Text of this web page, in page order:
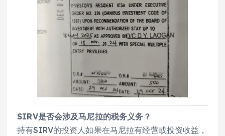
SIRV是否会涉及马尼拉的税务义务？
持有SIRV的投资人如果在马尼拉有经营或投资收益，